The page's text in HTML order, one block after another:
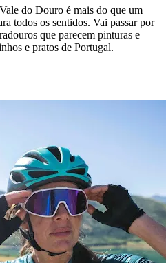
- Top Bike Tours
do Douro é mais do que um
todos os sentidos. Vai passar por
que parecem pinturas e
e pratos de Portugal.